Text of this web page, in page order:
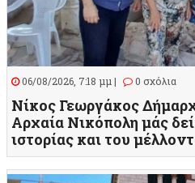
06/08/2026, 7:18 μμ | 0 σχόλια
Νίκος Γεωργάκος
Αρχαία Νικόπολη μάς
ιστορίας και του